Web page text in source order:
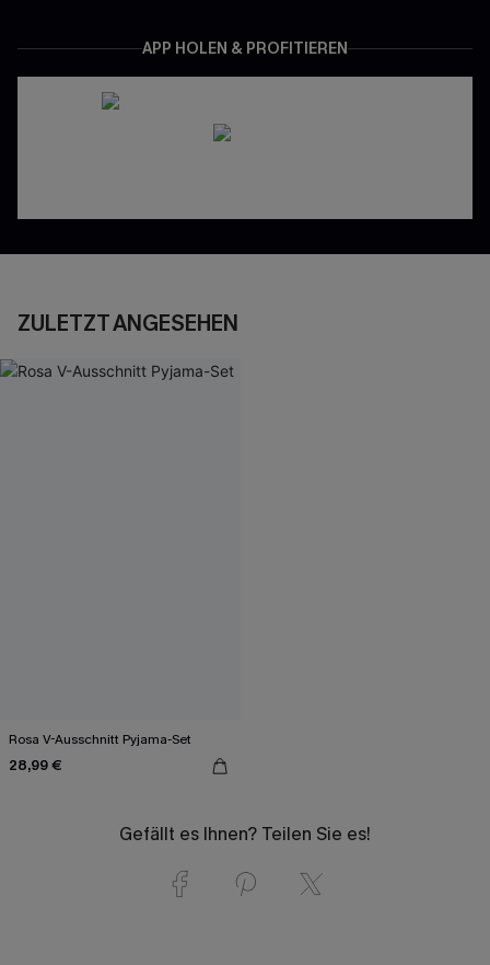
APP HOLEN & PROFITIEREN
ZULETZT ANGESEHEN
Rosa V-Ausschnitt Pyjama-Set
28,99 €
Gefällt es Ihnen? Teilen Sie es!